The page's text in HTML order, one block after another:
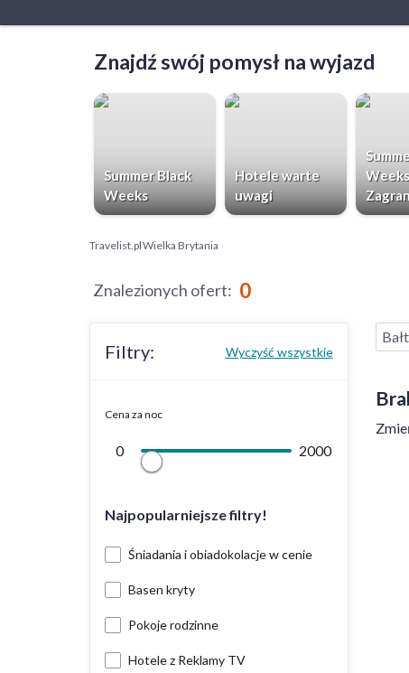
Znajdź swój pomysł na wyjazd
Summer Black
Weeks
Hotele warte
uwagi
Weeks
Travelist.plWielka Brytania
Znalezionych ofert: 0
Filtry: Wyczyść wszystkie
Cena za noc
0 2000
Najpopularniejsze filtry!
Śniadania i obiadokolacje w cenie
Basen kryty
Pokoje rodzinne
Hotele z Reklamy TV